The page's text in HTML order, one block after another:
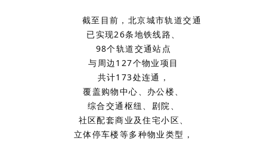
截至目前，北京城市轨道交通
已实现26条地铁线路、
98个轨道交通站点
与周边127个物业项目
共计173处连通，
覆盖购物中心、办公楼、
综合交通枢纽、剧院、
社区配套商业及住宅小区、
立体停车楼等多种物业类型，